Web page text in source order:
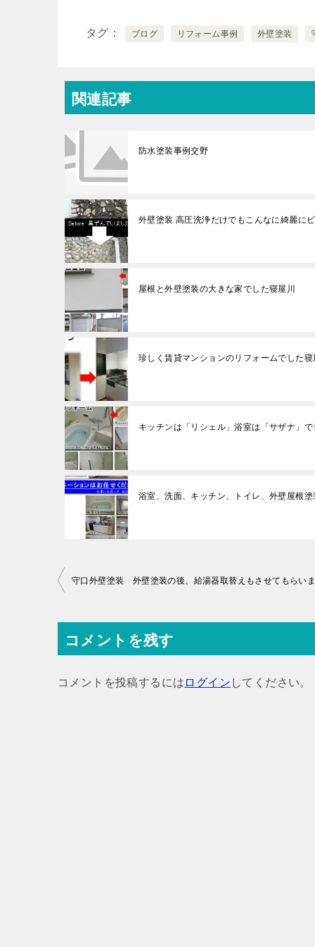
タグ ブログ リフォーム事例 外壁塗装
関連記事
防水塗装事例交野
外壁塗装 高圧洗浄だけでもこんなに綺麗に
屋根と外壁塗装の大きな家でした寝屋川
珍しく賃貸マンションのリフォームでした寝
キッチンは「リシェル」浴室は「サザナ」
浴室、洗面、キッチン、トイレ、外壁屋根
投
ナ
ビ
ー
守口外壁塗装 外壁塗装の後、給湯器取替えもさせてもら
コメントを残す
コメントを投稿するには ログイン してください。